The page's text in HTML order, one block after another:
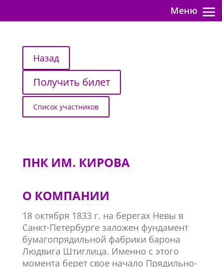
Меню
Получить билет
Список участников
ПНК ИМ. КИРОВА
О КОМПАНИИ
18 октября 1833 г. на берегах Невы в
Санкт-Петербурге заложен фундамент
бумагопрядильной фабрики барона
Людвига Штиглица. Именно с этого
момента берет свое начало Прядильно-